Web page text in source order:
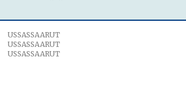
USSASSAARUT
USSASSAARUT
USSASSAARUT